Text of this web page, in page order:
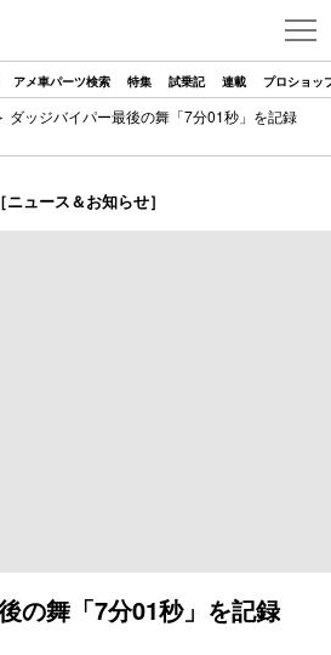
アメ車パーツ検索 特集 試乗記 連載 プロショッ
ダッジバイパー最後の舞「7分01秒」を記録
［ニュース＆お知らせ］
の舞「7分01秒」を記録